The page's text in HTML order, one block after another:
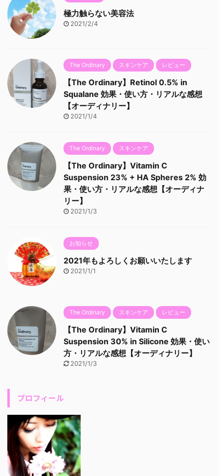
極力触らない美容法
2021/2/4
The Ordinary スキンケア レビュー
【The Ordinary】Retinol 0.5% in
Squalane 効果・使い方・リアルな感想
【オーディナリー】
2021/1/4
The Ordinary スキンケア
【The Ordinary】Vitamin C
Suspension 23% + HA Spheres 2% 効
果・使い方・リアルな感想【オーディナ
リー】
2021/1/3
お知らせ
2021年もよろしくお願いいたします
2021/1/1
The Ordinary スキンケア レビュー
【The Ordinary】Vitamin C
Suspension 30% in Silicone 効果・使い
方・リアルな感想【オーディナリー】
2021/1/3
プロフィール